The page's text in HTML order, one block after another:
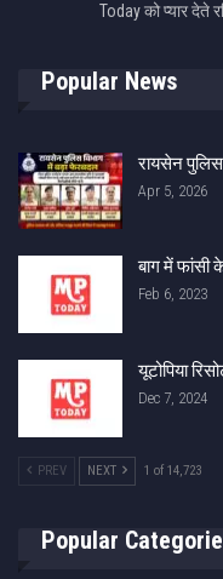
Today को प्यार देते
Popular News
रायसेन
Apr 5, 2026
बाग में फांसी
Feb 6, 2023
यूटोपिया
Dec 7, 2024
PREV NEXT 1 of 14,723
Popular